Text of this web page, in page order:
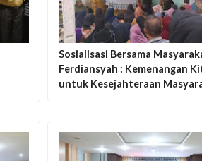
Sosialisasi Bersama
Ferdiansyah : Kemenangan
untuk Kesejahteraan